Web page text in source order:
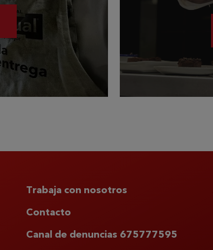
Trabaja con nosotros
Contacto
Canal de denuncias 675777595